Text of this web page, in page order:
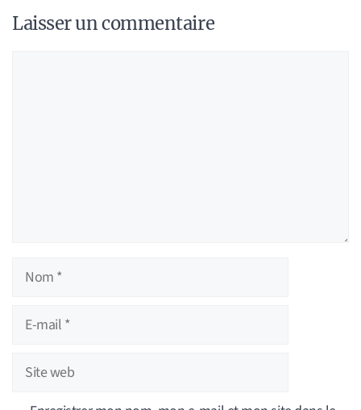
Laisser un commentaire
Nom
Site
web